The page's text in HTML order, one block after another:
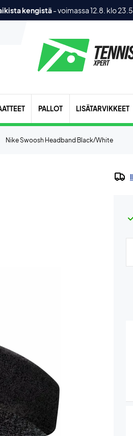
kengistä-voimassa 12.8. klo
PALLOT LISÄTARVIKKEET
Nike Swoosh Headband Black/White